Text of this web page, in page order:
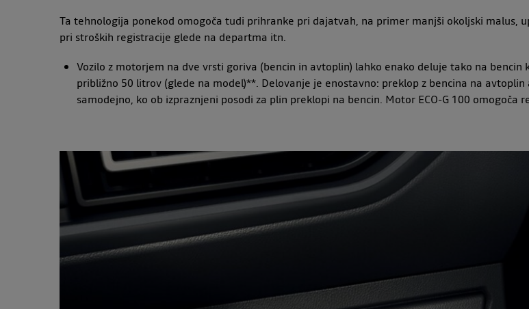
Ta tehnologija ponekod omogoča tudi prihranke pri dajatvah, na primer manjši okoljski malus,
pri stroških registracije glede na departma itn.
Vozilo z motorjem na dve vrsti goriva (bencin in avtoplin) lahko enako deluje tako na
približno 50 litrov (glede na model)**. Delovanje je enostavno: preklop z bencina na
samodejno, ko ob izpraznjeni posodi za plin preklopi na bencin. Motor ECO-G 100